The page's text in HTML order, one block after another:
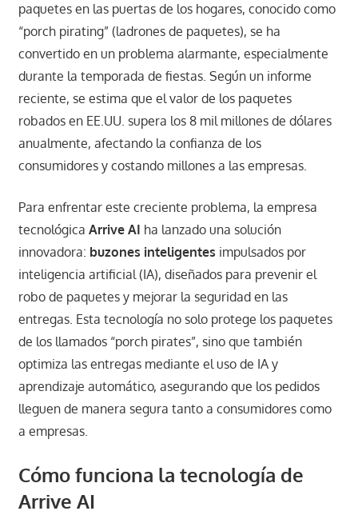
paquetes en las puertas de los hogares, conocido como
“porch pirating” (ladrones de paquetes), se ha
convertido en un problema alarmante, especialmente
durante la temporada de fiestas. Según un informe
reciente, se estima que el valor de los paquetes
robados en EE.UU. supera los 8 mil millones de dólares
anualmente, afectando la confianza de los
consumidores y costando millones a las empresas.
Para enfrentar este creciente problema, la empresa
tecnológica Arrive AI ha lanzado una solución
innovadora: buzones inteligentes impulsados por
inteligencia artificial (IA), diseñados para prevenir el
robo de paquetes y mejorar la seguridad en las
entregas. Esta tecnología no solo protege los paquetes
de los llamados “porch pirates”, sino que también
optimiza las entregas mediante el uso de IA y
aprendizaje automático, asegurando que los pedidos
lleguen de manera segura tanto a consumidores como
a empresas.
Cómo funciona la tecnología de
Arrive AI